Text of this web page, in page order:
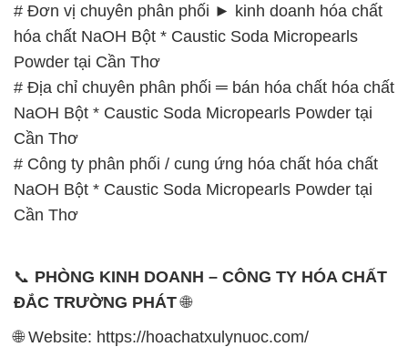
# Đơn vị chuyên phân phối ► kinh doanh hóa chất
hóa chất NaOH Bột * Caustic Soda Micropearls
Powder tại Cần Thơ
# Địa chỉ chuyên phân phối ═ bán hóa chất hóa chất
NaOH Bột * Caustic Soda Micropearls Powder tại
Cần Thơ
# Công ty phân phối / cung ứng hóa chất hóa chất
NaOH Bột * Caustic Soda Micropearls Powder tại
Cần Thơ
📞 PHÒNG KINH DOANH – CÔNG TY HÓA CHẤT
ĐẮC TRƯỜNG PHÁT🌐
🌐 Website: https://hoachatxulynuoc.com/